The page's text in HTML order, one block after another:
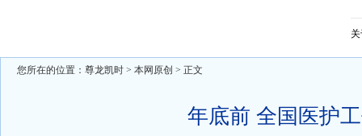
您所在的位置： 尊龙凯时 > 本网原创 > 正文
年底前 全国医护